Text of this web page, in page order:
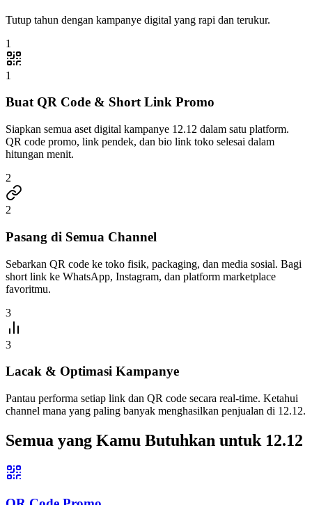
Tutup tahun dengan kampanye digital yang rapi dan terukur.
1
1
Buat QR Code & Short Link Promo
Siapkan semua aset digital kampanye 12.12 dalam satu platform.
QR code promo, link pendek, dan bio link toko selesai dalam
hitungan menit.
2
2
Pasang di Semua Channel
Sebarkan QR code ke toko fisik, packaging, dan media sosial. Bagi
short link ke WhatsApp, Instagram, dan platform marketplace
favoritmu.
3
3
Lacak & Optimasi Kampanye
Pantau performa setiap link dan QR code secara real-time. Ketahui
channel mana yang paling banyak menghasilkan penjualan di 12.12.
Semua yang Kamu Butuhkan untuk 12.12